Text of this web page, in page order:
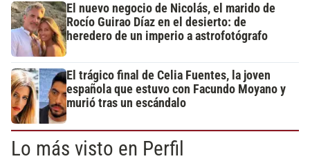
El nuevo negocio de Nicolás, el marido de
Rocío Guirao Díaz en el desierto: de
heredero de un imperio a astrofotógrafo
El trágico final de Celia Fuentes, la joven
española que estuvo con Facundo Moyano y
murió tras un escándalo
Lo más visto en Perfil